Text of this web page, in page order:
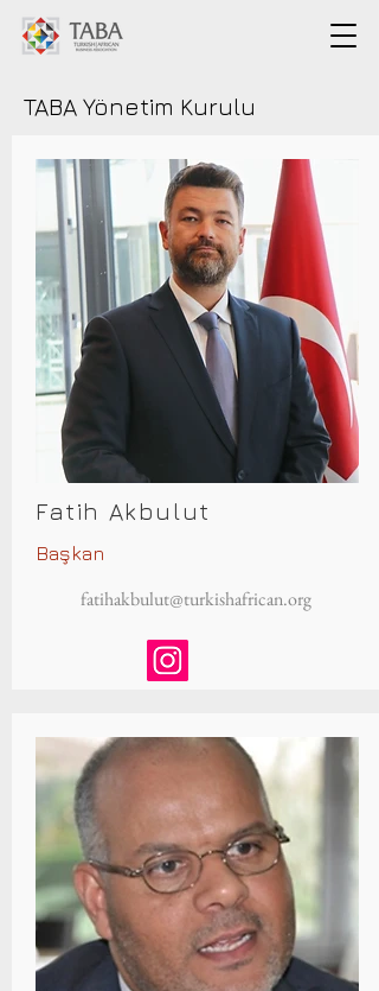
TABA Yönetim Kurulu
Fatih Akbulut
Başkan
fatihakbulut@turkishafrican.org